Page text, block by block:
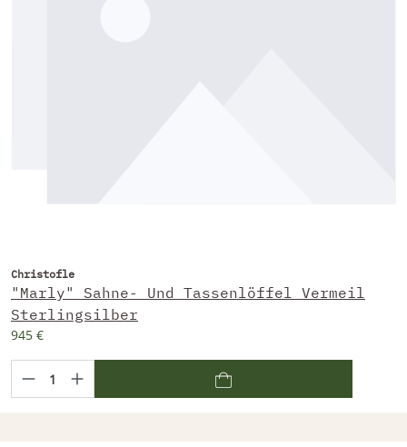
Christofle
"Marly" Sahne- Und Tassenlöffel Vermeil
Sterlingsilber
945 €